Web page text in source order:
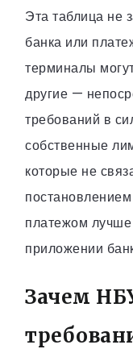
Эта таблица не
банка или
терминалы
другие —
требований в
собственные
которые не
платежом
приложении
Зачем